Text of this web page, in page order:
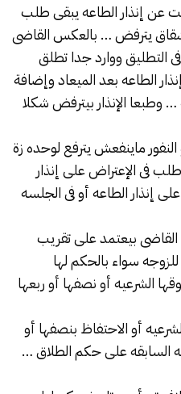
عن إنذار الطاعه يبقى طلب
يترفض … بالعكس القاضى
التطليق ووارد جدا تطلق
الطاعه بعد الميعاد وإضافة
وطبعا الإنذار بيترفض شكلا
ماينفعش يترفع لوحده زة
فى الإعتراض على إنذار
إنذار الطاعه أو فى الجلسه
القاضى بيعتمد على تقريب
سواء بالحكم لها
الشرعيه أو نصفها أو ربعها
أو الاحتفاظ بنصفها أو
السابقه على حكم الطلاق …